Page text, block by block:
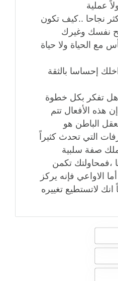
عملية
نجاحا ..كيف تكون
نفسك وغيرك
مع الحياة ولا حياة
إحساسا بالثقة
هل تفكر بكل خطوة
هذه الأفعال تتم
الباطن هو
التي تحدث كثيراً
صفة سلبية
،فمحاولتك تكمن
الاواعي فإنه يركز
انك لاتستطيع تغييره